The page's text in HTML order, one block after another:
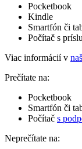
Pocketbook
Kindle
Smartfón či
Počítač s
Viac informácií v
Prečítate na:
Pocketbook
Smartfón či
Počítač s
Neprečítate na: